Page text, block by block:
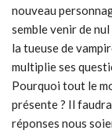
nouveau
semble venir de
la tueuse de
multiplie ses
Pourquoi tout le
présente ? Il
réponses nous